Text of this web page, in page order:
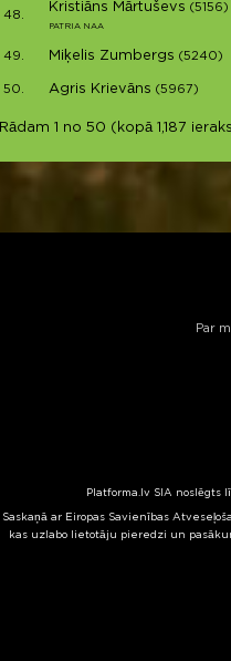
48.
Kristiāns Mārtuševs (5156)
PATRIA NAA
49. Miķelis Zumbergs (5240)
50. Agris Krievāns (5967)
Rādam 1 no 50 (kopā 1,187
Par
Platforma.lv SIA noslēgts
Saskaņā ar Eiropas Savienības
kas uzlabo lietotāju pieredzi un